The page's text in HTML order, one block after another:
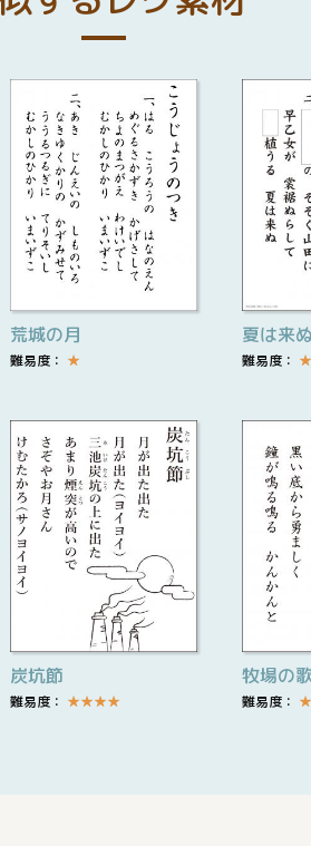
荒城の月
難易度： ★
夏は来ぬ
難易度： ★
炭坑節
難易度： ★★★★
牧場の
難易度： ★